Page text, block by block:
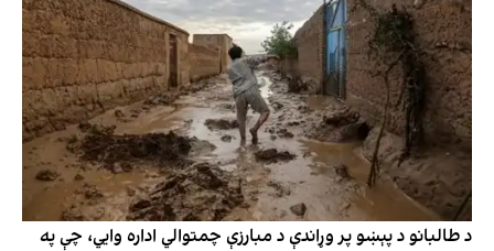
د طالبانو د پېښو پر وړاندې د مبارزې چمتوالي اداره وايي، چې په